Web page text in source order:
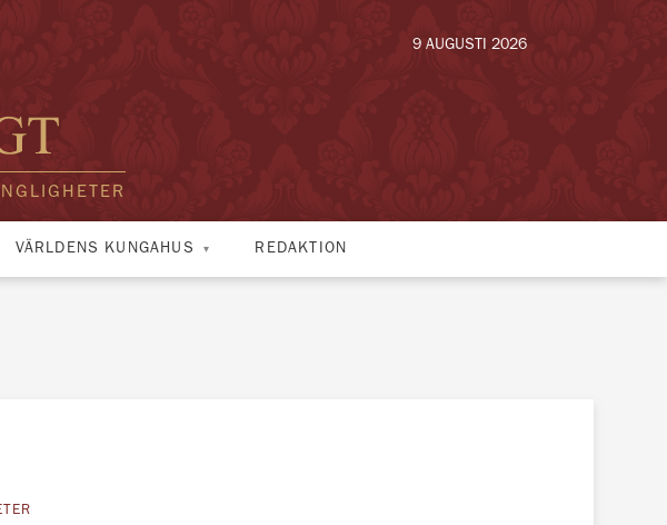
9 AUGUSTI 2026
VÄRLDENS KUNGAHUS REDAKTION